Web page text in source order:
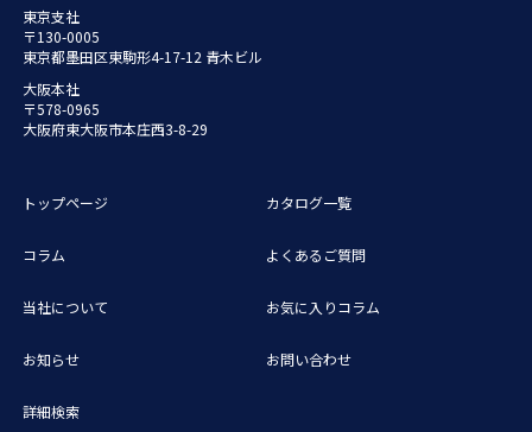
東京支社
〒130-0005
東京都墨田区東駒形4-17-12 青木ビル
大阪本社
〒578-0965
大阪府東大阪市本庄西3-8-29
トップページ
コラム
当社について
お知らせ
詳細検索
カタログ一覧
よくあるご質問
お気に入りコラム
お問い合わせ